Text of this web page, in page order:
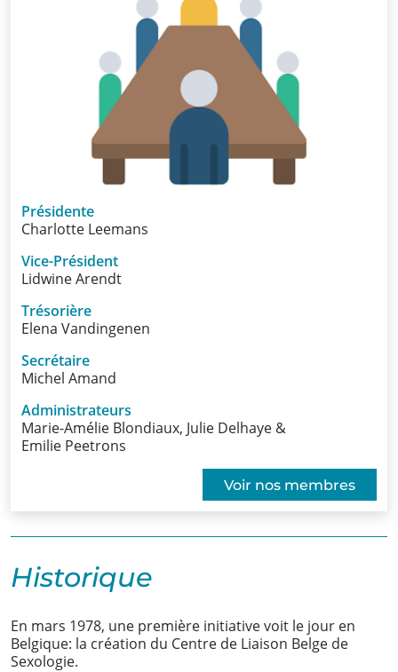
Scientifique
Informations
Actualités
Formations
Offre
d’emploi/
Stage
Prix
Contact
Présidente
Charlotte Leemans
Vice-Président
Lidwine Arendt
Trésorière
Elena Vandingenen
Secrétaire
Michel Amand
Administrateurs
Marie-Amélie Blondiaux, Julie Delhaye &
Emilie Peetrons
Voir nos membres
Historique
En mars 1978, une première initiative voit le jour en
Belgique: la création du Centre de Liaison Belge de
Sexologie.